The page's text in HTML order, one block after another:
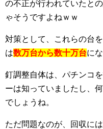
の不正が行われていたと
ゃそうですよねｗｗ
対策として、これらの台
は数万台から数十万台に
釘調整自体は、パチンコ
ーは知っていましたし、
でしょうね。
ただ問題なのが、回収に